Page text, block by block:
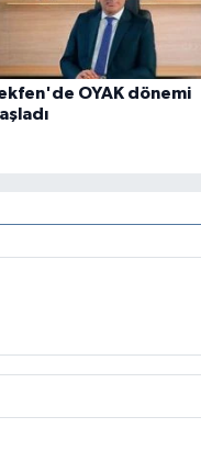
OYAK dönemi